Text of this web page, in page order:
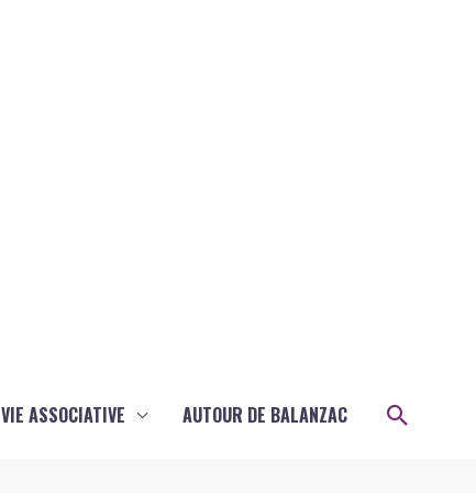
VIE ASSOCIATIVE AUTOUR DE BALANZAC